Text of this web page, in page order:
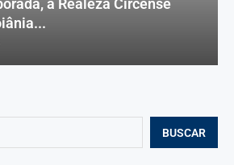
BUSCAR
a Realeza Circense